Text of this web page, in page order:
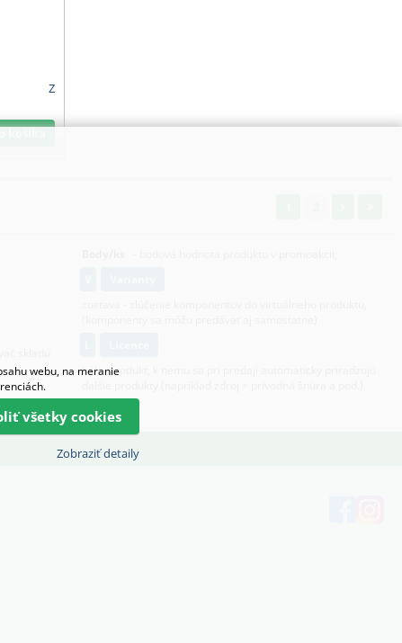
Z
hák - produkt, k nemu sa pri predaji automaticky priradzujú
webu, na meranie
všetky cookies
Zobraziť detaily